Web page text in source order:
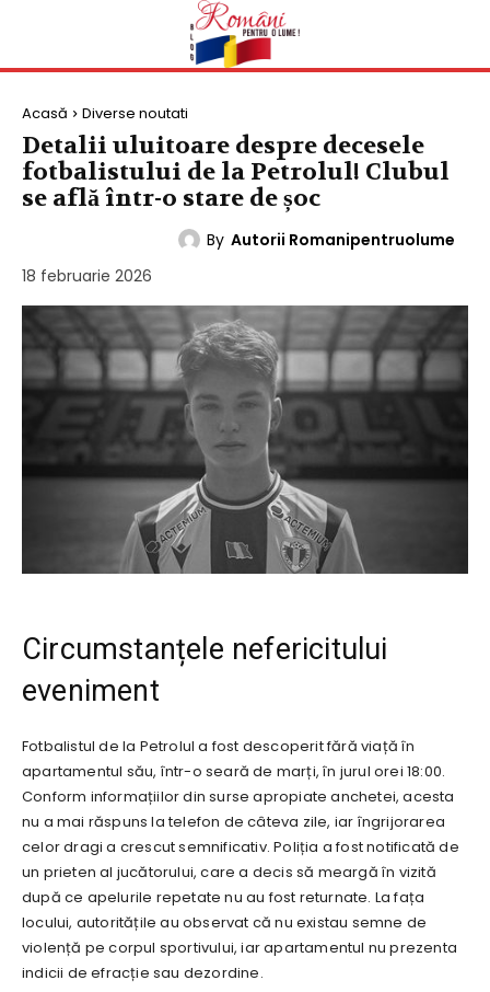
Acasă Diverse noutati
Detalii uluitoare despre decesele
fotbalistului de la Petrolul! Clubul
se află într-o stare de șoc
By Autorii Romanipentruolume
18 februarie 2026
Circumstanțele nefericitului
eveniment
Fotbalistul de la Petrolul a fost descoperit fără viață în
apartamentul său, într-o seară de marți, în jurul orei 18:00.
Conform informațiilor din surse apropiate anchetei, acesta
nu a mai răspuns la telefon de câteva zile, iar îngrijorarea
celor dragi a crescut semnificativ. Poliția a fost notificată de
un prieten al jucătorului, care a decis să meargă în vizită
după ce apelurile repetate nu au fost returnate. La fața
locului, autoritățile au observat că nu existau semne de
violență pe corpul sportivului, iar apartamentul nu prezenta
indicii de efracție sau dezordine.